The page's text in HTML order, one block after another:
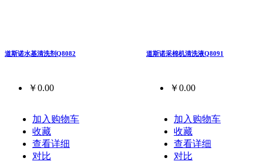
道斯诺水基清洗剂Q8082
￥0.00
加入购物车
收藏
查看详细
对比
道斯诺采棉机清洗液Q8091
￥0.00
加入购物车
收藏
查看详细
对比